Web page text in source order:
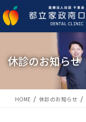
ン
テ
ビ
ゲ
移
休診のお知らせ
HOME 休診のお知らせ